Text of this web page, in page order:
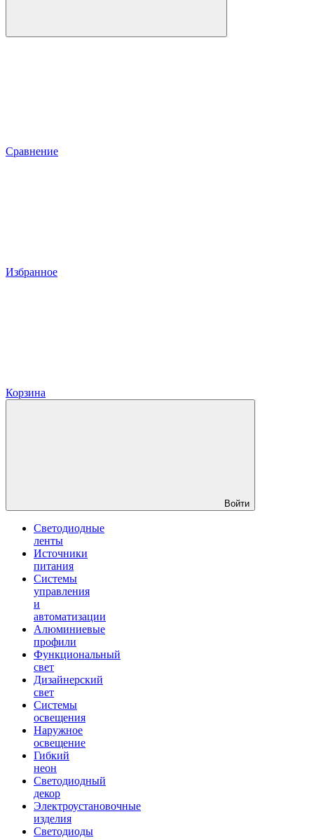
Сравнение
Избранное
Корзина
Войти
Светодиодные
ленты
Источники
питания
Системы
управления
и
автоматизации
Алюминиевые
профили
Функциональный
свет
Дизайнерский
свет
Системы
освещения
Наружное
освещение
Гибкий
неон
Светодиодный
декор
Электроустановочные
изделия
Светодиоды